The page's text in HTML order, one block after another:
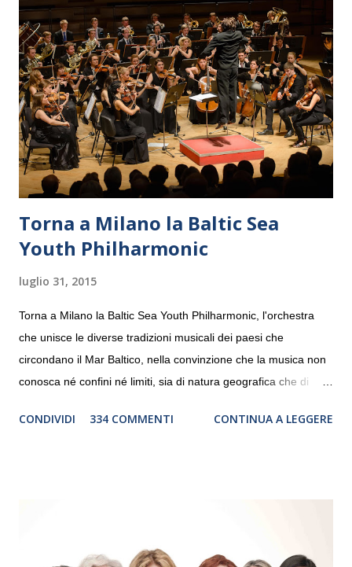
Torna a Milano la Baltic Sea
Youth Philharmonic
luglio 31, 2015
Torna a Milano la Baltic Sea Youth Philharmonic, l'orchestra
che unisce le diverse tradizioni musicali dei paesi che
circondano il Mar Baltico, nella convinzione che la musica non
conosca né confini né limiti, sia di natura geografica che di
debutterà il 10 settembre a Heiden, in Germania, e toccherà, in
“Settembre dell’Accademia” dove si esibirà per il secondo anno
CONDIVIDI 334 COMMENTI CONTINUA A LEGGERE